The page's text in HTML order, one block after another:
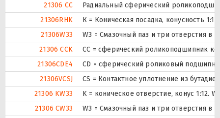
21306 CC
Радиальный сферический
21306RHK
К = Коническая посадка, конусность 1:12.
21306W33
W3 = Смазочный паз и три отверстия в
21306 CCK
CC = сферический роликоподшипник
21306CDE4
CD = сферический роликовый
21306VCSJ
CS = Контактное уплотнение из
21306 KW33
K = коническое отверстие, конус 1:12.
21306 CW33
W3 = Смазочный паз и три отверстия в